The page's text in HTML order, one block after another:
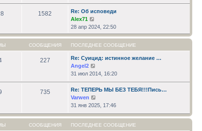
последнему
сообщению
1582
Re: Об исповеди
Alex71
к
последнему
28 апр 2024, 22:50
СООБЩЕНИЯ ПОСЛЕДНЕЕ СООБЩЕНИЕ
227
Re: Суицид: истинное желание …
Angel2
к
последнему
сообщению
31 июл 2014, 16:20
735
Re: ТЕПЕРЬ МЫ БЕЗ ТЕБЯ!!!Пись…
Varwen
к
последнему
сообщению
31 янв 2025, 17:46
СООБЩЕНИЯ ПОСЛЕДНЕЕ СООБЩЕНИЕ